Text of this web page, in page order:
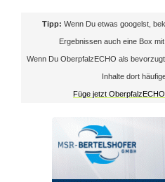
Tipp: Wenn Du etwas googelst,
Ergebnissen auch eine Box
Wenn Du OberpfalzECHO als
Inhalte dort
Füge jetzt